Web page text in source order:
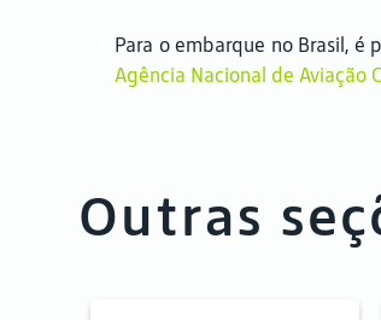
Para o embarque no Brasil, é
Agência Nacional de Aviação
Outras